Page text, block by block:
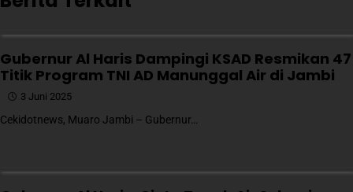
Gubernur Al Haris Dampingi KSAD Resmikan 47
Titik Program TNI AD Manunggal Air di Jambi
3 Juni 2025
Cekidotnews, Muaro Jambi – Gubernur…